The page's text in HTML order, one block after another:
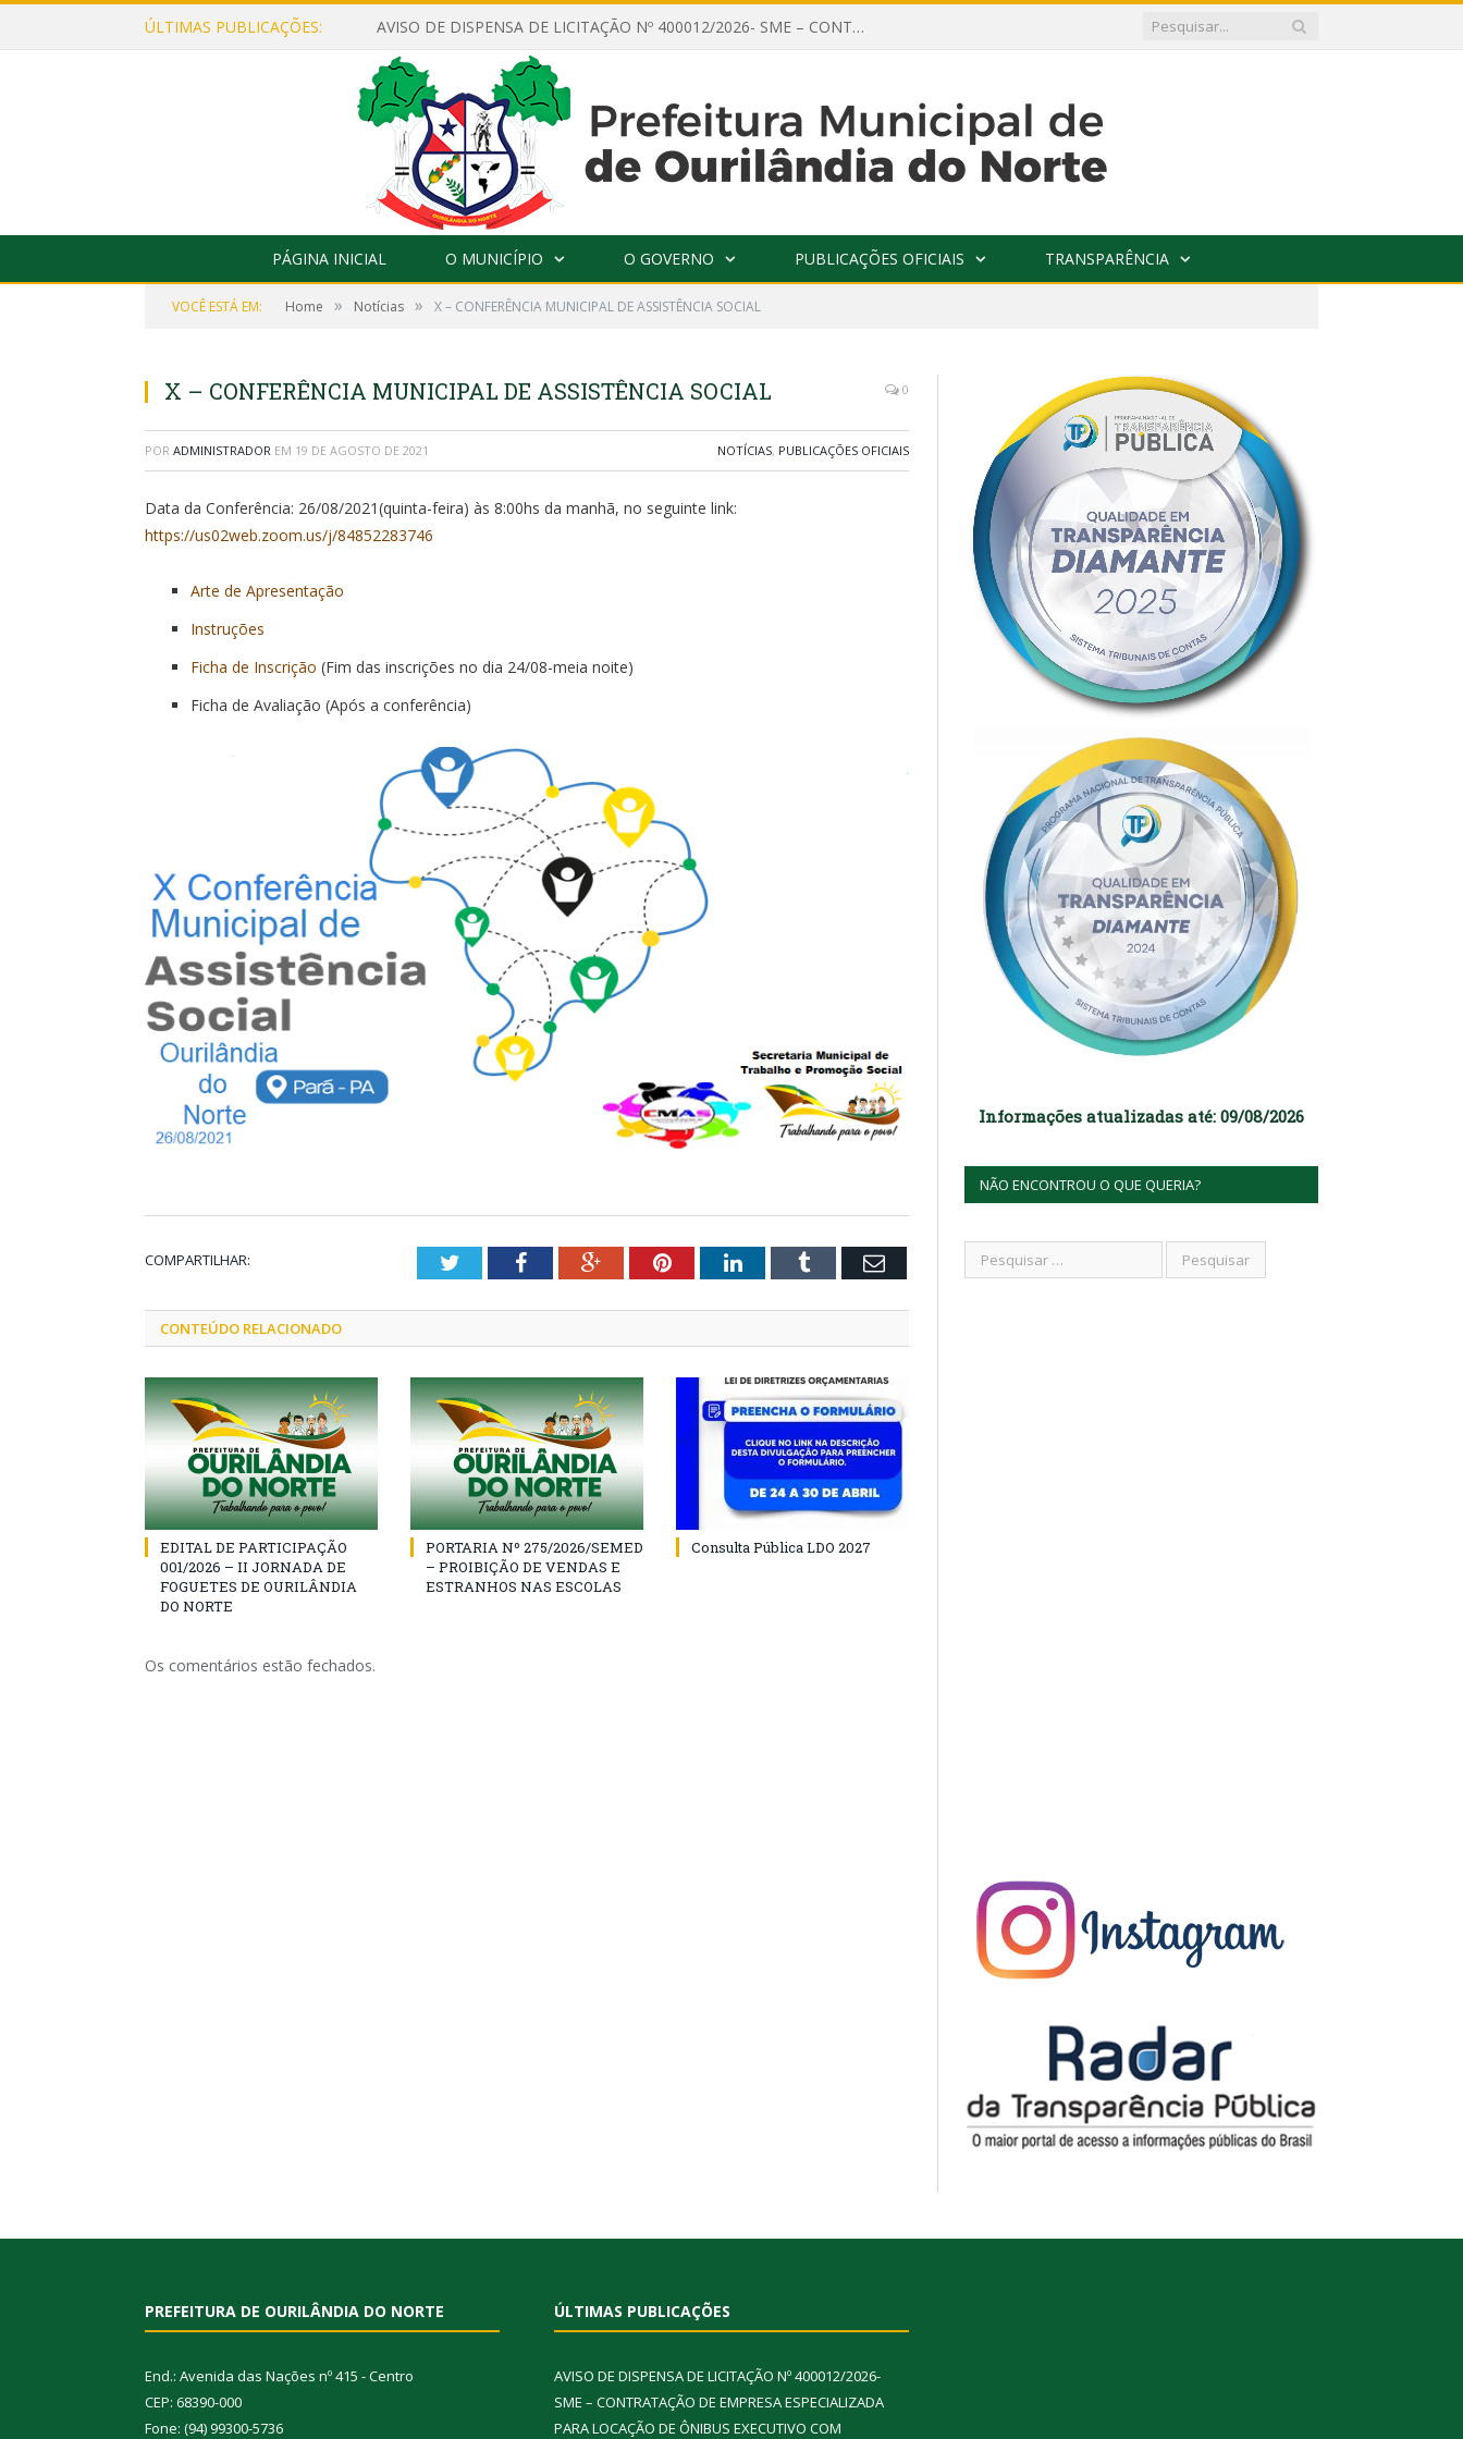
ÚLTIMAS PUBLICAÇÕES: AVISO DE DISPENSA DE LICITAÇÃO Nº 400012/2026- SME – CONTRATAÇÃO DE EMPRESA ESPECIALIZADA PARA LOCAÇÃO DE ÔNIBUS EXECUTIVO COM CAPACIDADE DE 60 (SESSENTA) POLTRONAS, PARA TRANSPORTAR PROFESSORES RESPONSÁVEIS E ALUNOS PARA BRASÍLIA, COM SAÍDA DIA 10/08/2026 E RETORNO DIA 14/08/2026
PÁGINA INICIAL O MUNICÍPIO O GOVERNO PUBLICAÇÕES OFICIAIS TRANSPARÊNCIA
VOCÊ ESTÁ EM: Home » Notícias » X – CONFERÊNCIA MUNICIPAL DE ASSISTÊNCIA SOCIAL
X – CONFERÊNCIA MUNICIPAL DE ASSISTÊNCIA SOCIAL 0
POR ADMINISTRADOR EM 19 DE AGOSTO DE 2021 NOTÍCIAS, PUBLICAÇÕES OFICIAIS
Data da Conferência: 26/08/2021(quinta-feira) às 8:00hs da manhã, no seguinte link:
https://us02web.zoom.us/j/84852283746
Arte de Apresentação
Instruções
Ficha de Inscrição (Fim das inscrições no dia 24/08-meia noite)
Ficha de Avaliação (Após a conferência)
COMPARTILHAR: TwitterFacebookGoogle+PinterestLinkedInTumblr Email
CONTEÚDO RELACIONADO
EDITAL DE PARTICIPAÇÃO
001/2026 – II JORNADA DE
FOGUETES DE OURILÂNDIA
DO NORTE
PORTARIA Nº 275/2026/SEMED
– PROIBIÇÃO DE VENDAS E
ESTRANHOS NAS ESCOLAS
Consulta Pública LDO 2027
Os comentários estão fechados.
Informações atualizadas até: 09/08/2026
NÃO ENCONTROU O QUE QUERIA?
PREFEITURA DE OURILÂNDIA DO NORTE
End.: Avenida das Nações nº 415 - Centro
CEP: 68390-000
Fone: (94) 99300-5736
ÚLTIMAS PUBLICAÇÕES
AVISO DE DISPENSA DE LICITAÇÃO Nº 400012/2026-
SME – CONTRATAÇÃO DE EMPRESA ESPECIALIZADA
PARA LOCAÇÃO DE ÔNIBUS EXECUTIVO COM